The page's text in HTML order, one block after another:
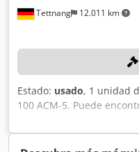
Tettnang 12.011 km
Estado: usado, 1 unidad
100 ACM-5. Puede
artículo que se subasta
formato PDF, disponible
muestra en las